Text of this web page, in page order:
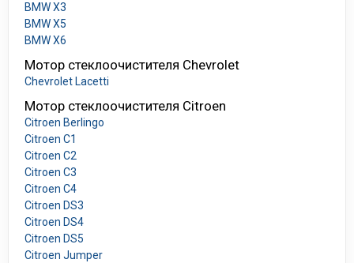
BMW X3
BMW X5
BMW X6
Мотор стеклоочистителя Chevrolet
Chevrolet Lacetti
Мотор стеклоочистителя Citroen
Citroen Berlingo
Citroen C1
Citroen C2
Citroen C3
Citroen C4
Citroen DS3
Citroen DS4
Citroen DS5
Citroen Jumper